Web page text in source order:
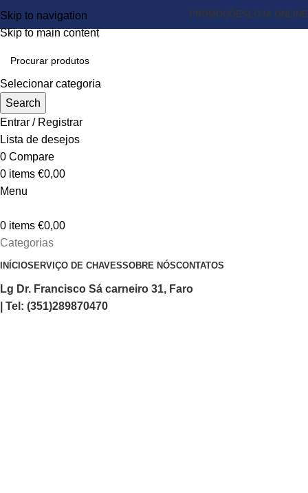
Skip to navigation
Skip to main content
PROMOÇÕES LOJA ONLINE
Selecionar categoria
Search
Entrar / Registrar
Lista de desejos
0 Compare
0 items €0,00
Menu
0 items €0,00
Categorias
INÍCIOSERVIÇO DE CHAVESSOBRE NÓSCONTATOS
Lg Dr. Francisco Sá carneiro 31, Faro
| Tel: (351)289870470